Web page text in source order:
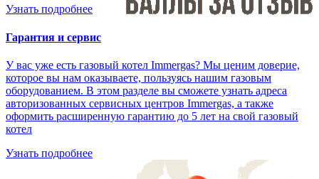
Узнать подробнее
Гарантия и сервис
У вас уже есть газовый котел Immergas? Мы ценим доверие,
которое вы нам оказываете, пользуясь нашим газовым
оборудованием. В этом разделе вы сможете узнать адреса
авторизованных сервисных центров Immergas, а также
оформить расширенную гарантию до 5 лет на свой газовый
котел
Узнать подробнее